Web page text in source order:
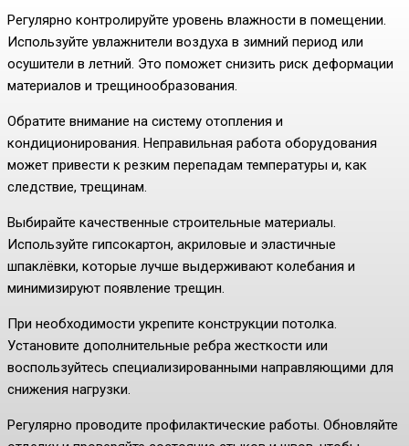
Регулярно контролируйте уровень влажности в помещении.
Используйте увлажнители воздуха в зимний период или
осушители в летний. Это поможет снизить риск деформации
материалов и трещинообразования.
Обратите внимание на систему отопления и
кондиционирования. Неправильная работа оборудования
может привести к резким перепадам температуры и, как
следствие, трещинам.
Выбирайте качественные строительные материалы.
Используйте гипсокартон, акриловые и эластичные
шпаклёвки, которые лучше выдерживают колебания и
минимизируют появление трещин.
При необходимости укрепите конструкции потолка.
Установите дополнительные ребра жесткости или
воспользуйтесь специализированными направляющими для
снижения нагрузки.
Регулярно проводите профилактические работы. Обновляйте